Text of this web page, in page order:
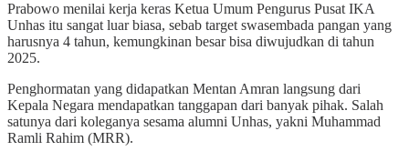
Prabowo menilai kerja keras Ketua Umum Pengurus Pusat IKA
Unhas itu sangat luar biasa, sebab target swasembada pangan yang
harusnya 4 tahun, kemungkinan besar bisa diwujudkan di tahun
2025.
Penghormatan yang didapatkan Mentan Amran langsung dari
Kepala Negara mendapatkan tanggapan dari banyak pihak. Salah
satunya dari koleganya sesama alumni Unhas, yakni Muhammad
Ramli Rahim (MRR).